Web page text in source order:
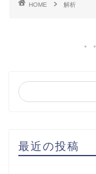
HOME 解析
最近の投稿